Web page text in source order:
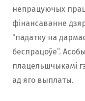
непрацуючых
фiнансаванне
“падатку на
беспрацоўе”.
плацельшчыкамi
ад яго выплаты.